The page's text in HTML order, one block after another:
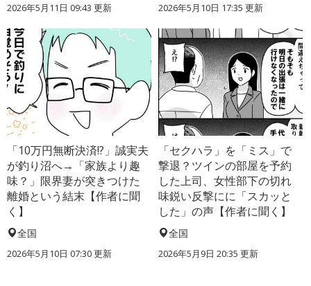
2026年5月11日 09:43 更新 2026年5月10日 17:35 更新
「10万円無断決済!?」誠実夫
が釣り沼へ→「家族より趣
味？」限界妻が突きつけた
離婚という結末【作者に聞
く】
全国
2026年5月10日 07:30 更新
「セクハラ」を「ミス」で
撃退？ツインの部屋を予約
した上司、女性部下の切れ
味鋭い反撃にに「スカッと
した」の声【作者に聞く】
全国
2026年5月9日 20:35 更新